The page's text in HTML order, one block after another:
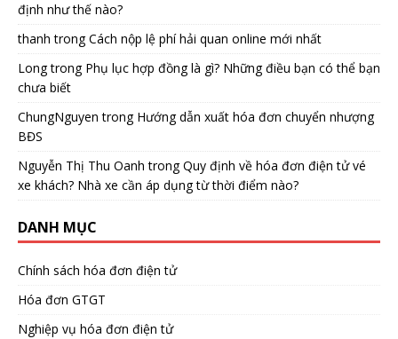
định như thế nào?
thanh trongCách nộp lệ phí hải quan online mới nhất
Longtrong Phụ lục hợp đồng là gì? Những điều bạn có thể bạn
chưa biết
ChungNguyen trong Hướng dẫn xuất hóa đơn chuyển nhượng
BĐS
Nguyễn Thị Thu Oanh trongQuy định về hóa đơn điện tử vé
xe khách? Nhà xe cần áp dụng từ thời điểm nào?
DANH MỤC
Chính sách hóa đơn điện tử
Hóa đơn GTGT
Nghiệp vụ hóa đơn điện tử